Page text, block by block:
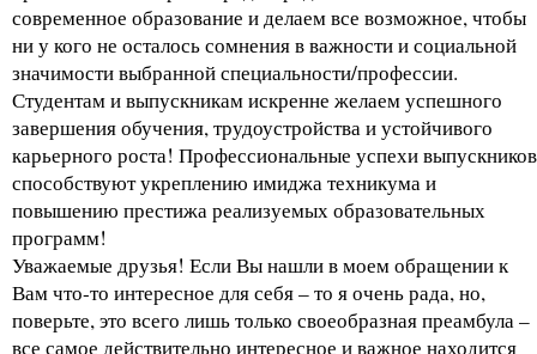
современное образование и делаем все возможное, чтобы
ни у кого не осталось сомнения в важности и социальной
значимости выбранной специальности/профессии.
Студентам и выпускникам искренне желаем успешного
завершения обучения, трудоустройства и устойчивого
карьерного роста! Профессиональные успехи выпускников
способствуют укреплению имиджа техникума и
повышению престижа реализуемых образовательных
программ!
Уважаемые друзья! Если Вы нашли в моем обращении к
Вам что-то интересное для себя – то я очень рада, но,
поверьте, это всего лишь только своеобразная преамбула –
все самое действительно интересное и важное находится